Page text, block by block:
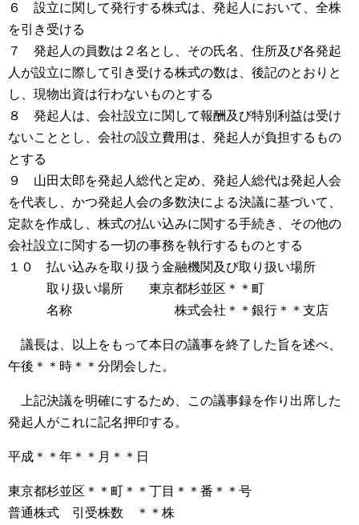
６ 設立に関して発行する株式は、発起人において、全株
を引き受ける
７ 発起人の員数は２名とし、その氏名、住所及び各発起
人が設立に際して引き受ける株式の数は、後記のとおりと
し、現物出資は行わないものとする
８ 発起人は、会社設立に関して報酬及び特別利益は受け
ないこととし、会社の設立費用は、発起人が負担するもの
とする
９ 山田太郎を発起人総代と定め、発起人総代は発起人会
を代表し、かつ発起人会の多数決による決議に基づいて、
定款を作成し、株式の払い込みに関する手続き、その他の
会社設立に関する一切の事務を執行するものとする
１０ 払い込みを取り扱う金融機関及び取り扱い場所
取り扱い場所 東京都杉並区＊＊町
名称 株式会社＊＊銀行＊＊支店
議長は、以上をもって本日の議事を終了した旨を述べ、
午後＊＊時＊＊分閉会した。
上記決議を明確にするため、この議事録を作り出席した
発起人がこれに記名押印する。
平成＊＊年＊＊月＊＊日
東京都杉並区＊＊町＊＊丁目＊＊番＊＊号
普通株式 引受株数 ＊＊株